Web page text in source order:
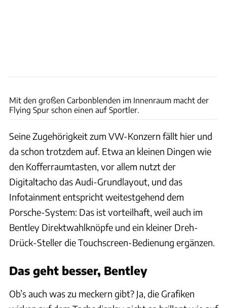
Mit den großen Carbonblenden im Innenraum macht der
Flying Spur schon einen auf Sportler.
Seine Zugehörigkeit zum VW-Konzern fällt hier und
da schon trotzdem auf. Etwa an kleinen Dingen wie
den Kofferraumtasten, vor allem nutzt der
Digitaltacho das Audi-Grundlayout, und das
Infotainment entspricht weitestgehend dem
Porsche-System: Das ist vorteilhaft, weil auch im
Bentley Direktwahlknöpfe und ein kleiner Dreh-
Drück-Steller die Touchscreen-Bedienung ergänzen.
Das geht besser, Bentley
Ob’s auch was zu meckern gibt? Ja, die Grafiken